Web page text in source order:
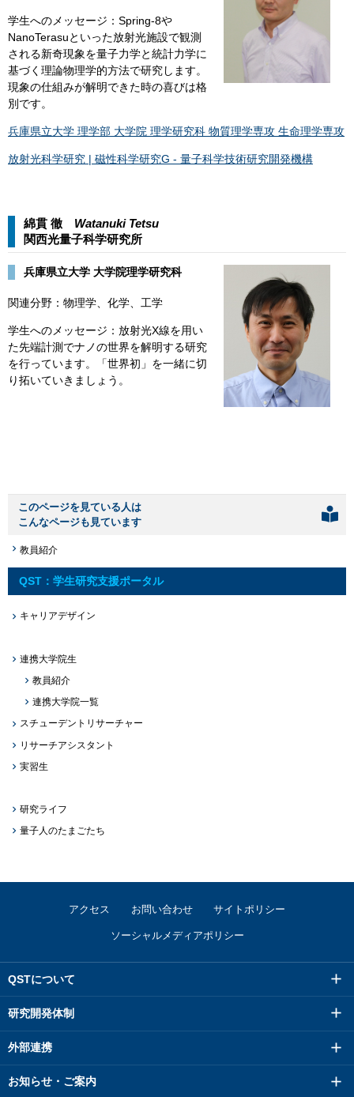
学生へのメッセージ：​​Spring-8や
NanoTerasuといった放射光施設で観測
される新奇現象を量子力学と統計力学に
基づく理論物理学的方法で研究します。
現象の仕組みが解明できた時の喜びは格
別です。
兵庫県立大学 理学部 大学院 理学研究科 物質理学専攻 生命理学専攻
放射光科学研究 | 磁性科学研究G - 量子科学技術研究開発機構
綿貫 徹 Watanuki Tetsu
関西光量子科学研究所 ​​
兵庫県立大学 大学院理学研究科
関連分野：物理学、化学、工学​
学生へのメッセージ：​​放射光X線を用い
た先端計測でナノの世界を解明する研究
を行っています。「世界初」を一緒に切
り拓いていきましょう。
このページを見ている人は
こんなページも見ています
教員紹介
QST：学生研究支援ポータル
キャリアデザイン
連携大学院生
教員紹介
連携大学院一覧
スチューデントリサーチャー
リサーチアシスタント
実習生
研究ライフ
量子人のたまごたち
アクセス お問い合わせ サイトポリシー
ソーシャルメディアポリシー
QSTについて
研究開発体制
外部連携
お知らせ・ご案内